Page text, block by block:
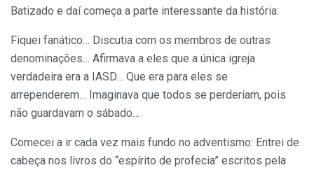
Batizado e daí começa a parte interessante da história:
Fiquei fanático… Discutia com os membros de outras
denominações… Afirmava a eles que a única igreja
verdadeira era a IASD… Que era para eles se
arrependerem… Imaginava que todos se perderiam, pois
não guardavam o sábado…
Comecei a ir cada vez mais fundo no adventismo: Entrei de
cabeça nos livros do “espírito de profecia” escritos pela